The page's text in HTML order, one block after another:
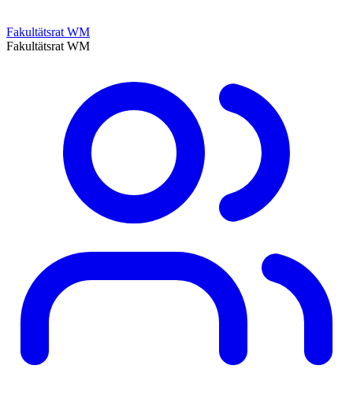
Fakultätsrat WM
Fakultätsrat WM